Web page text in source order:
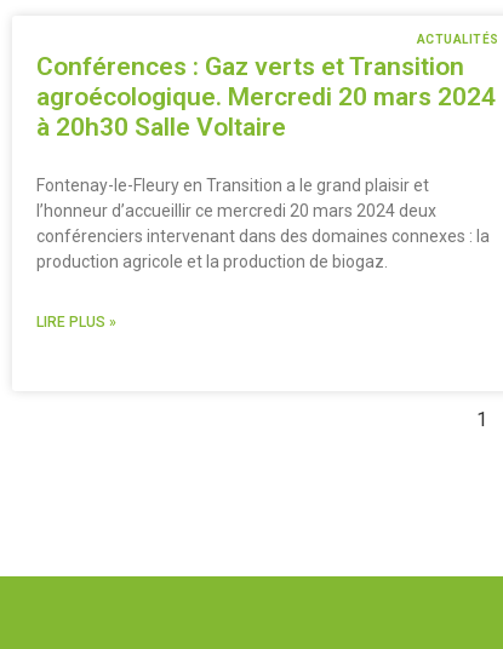
ACTUALITÉS
Conférences : Gaz verts et Transition
agroécologique. Mercredi 20 mars 2024
à 20h30 Salle Voltaire
Fontenay-le-Fleury en Transition a le grand plaisir et
l’honneur d’accueillir ce mercredi 20 mars 2024 deux
conférenciers intervenant dans des domaines connexes : la
production agricole et la production de biogaz.
LIRE PLUS »
1